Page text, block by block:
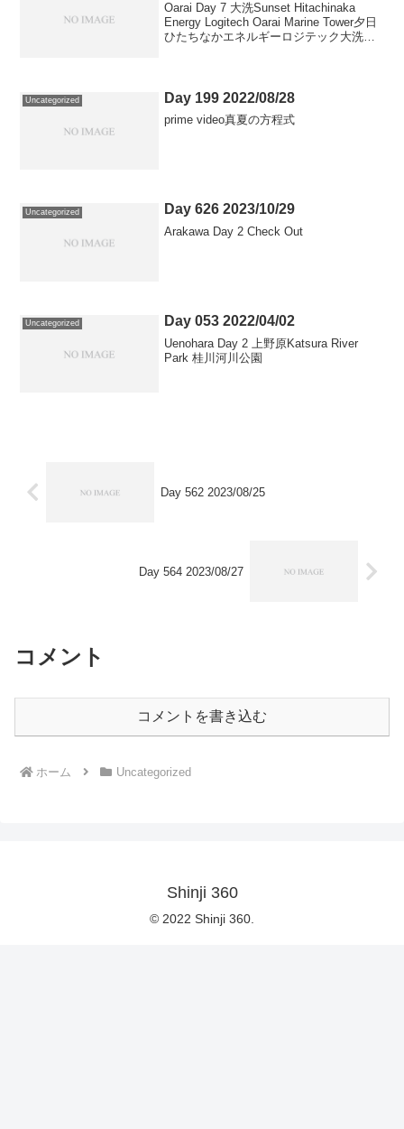
Oarai Day 7 大洗Sunset Hitachinaka
Energy Logitech Oarai Marine Tower夕日
ひたちなかエネルギーロジテック大洗マ
Uncategorized Day 199 2022/08/28
prime video真夏の方程式
Uncategorized Day 626 2023/10/29
Arakawa Day 2 Check Out
Uncategorized Day 053 2022/04/02
Uenohara Day 2 上野原Katsura River
Park 桂川河川公園
Day 562 2023/08/25
Day 564 2023/08/27
コメント
コメントを書き込む
ホーム Uncategorized
Shinji 360
© 2022 Shinji 360.